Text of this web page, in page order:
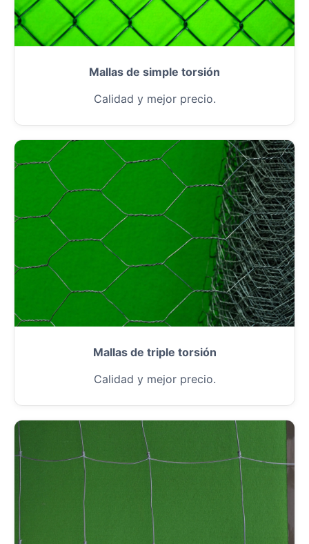
Mallas de simple torsión
Calidad y mejor precio.
Mallas de triple torsión
Calidad y mejor precio.